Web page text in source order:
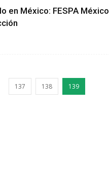
en México: FESPA México
137 138 139